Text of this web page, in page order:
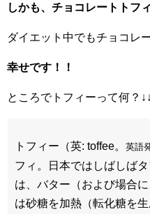
しかも、チョコレートトフ
ダイエット中でもチョコレ
幸せです！！
ところでトフィーって何？↓↓
トフィー（英: toffee。 英語
フィ。日本ではしばしば
は、バター（および場合
は砂糖を加熱（転化糖を